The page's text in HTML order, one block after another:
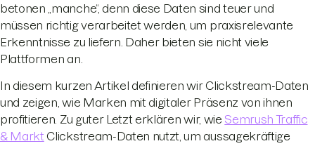
betonen „manche“, denn diese Daten sind teuer und
müssen richtig verarbeitet werden, um praxisrelevante
Erkenntnisse zu liefern. Daher bieten sie nicht viele
Plattformen an.
In diesem kurzen Artikel definieren wir Clickstream-Daten
und zeigen, wie Marken mit digitaler Präsenz von ihnen
profitieren. Zu guter Letzt erklären wir, wie Semrush Traffic
& Markt Clickstream-Daten nutzt, um aussagekräftige